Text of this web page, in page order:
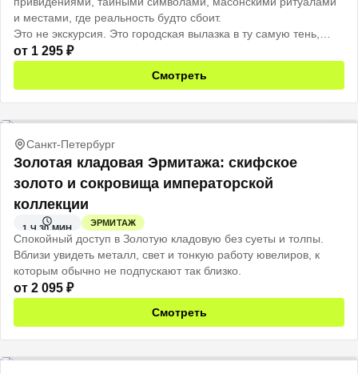
и местами, где реальность будто сбоит.
Это не экскурсия. Это городская вылазка в ту самую тень,
которую мы обычно не замечаем.
от 1 295 ₽
Смотреть
Санкт-Петербург
Золотая кладовая Эрмитажа: скифское
золото и сокровища императорской
коллекции
1 Ч 30 МИН
ЭРМИТАЖ
Спокойный доступ в Золотую кладовую без суеты и толпы.
Вблизи увидеть металл, свет и тонкую работу ювелиров, к
которым обычно не подпускают так близко.
от 2 095 ₽
Смотреть